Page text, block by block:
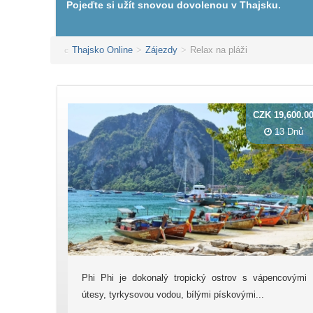
Pojeďte si užít snovou dovolenou v Thajsku.
Thajsko Online > Zájezdy > Relax na pláži
Phi Phi je dokonalý tropický ostrov s vápencovými
útesy, tyrkysovou vodou, bílými pískovými...
CZK
13 Dnů